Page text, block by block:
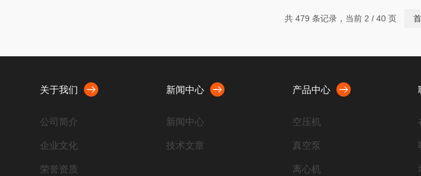
共 479 条记录，当前 2 / 40 页
关于我们
公司简介
企业文化
荣誉资质
新闻中心
新闻中心
技术文章
产品中心
空压机
真空泵
离心机